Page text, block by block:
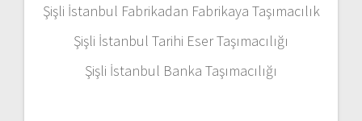
Şişli İstanbul Fabrikadan Fabrikaya Taşımacılık
Şişli İstanbul Tarihi Eser Taşımacılığı
Şişli İstanbul Banka Taşımacılığı